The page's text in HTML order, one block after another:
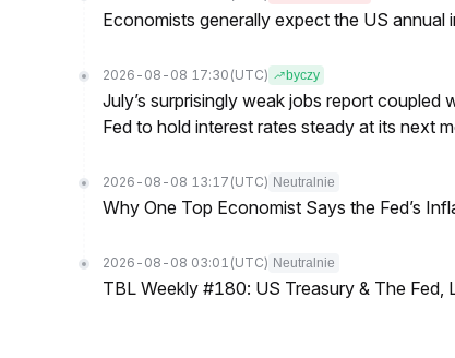
Economists generally expect the US annual
2026-08-08 17:30 (UTC) byczy
July’s surprisingly weak jobs report
Fed to hold interest rates steady at its next
2026-08-08 13:17 (UTC) Neutralnie
Why One Top Economist Says the Fed’s
2026-08-08 03:01 (UTC) Neutralnie
TBL Weekly #180: US Treasury & The Fed,